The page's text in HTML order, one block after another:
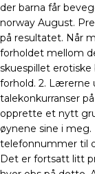
der barna får
norway August.
på resultatet. Når
forholdet mellom
skuespillet
forhold. 2. Lærerne
talekonkurranser
opprette et nytt
øynene sine i
telefonnummer til
Det er fortsatt litt